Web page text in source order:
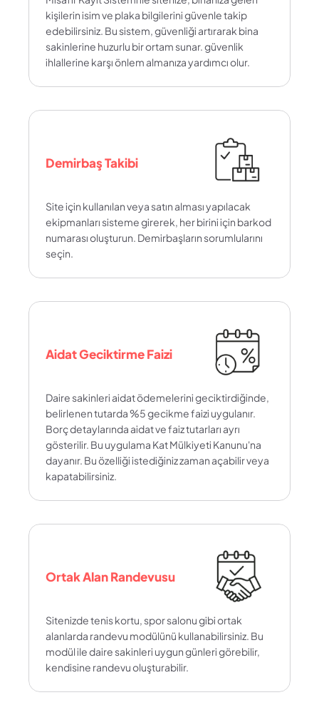
kişilerin isim ve plaka bilgilerini güvenle takip
edebilirsiniz. Bu sistem, güvenliği artırarak bina
sakinlerine huzurlu bir ortam sunar. güvenlik
ihlallerine karşı önlem almanıza yardımcı olur.
Demirbaş Takibi
Site için kullanılan veya satın alması yapılacak
ekipmanları sisteme girerek, her birini için barkod
numarası oluşturun. Demirbaşların sorumlularını
seçin.
Aidat Geciktirme Faizi
Daire sakinleri aidat ödemelerini geciktirdiğinde,
belirlenen tutarda %5 gecikme faizi uygulanır.
Borç detaylarında aidat ve faiz tutarları ayrı
gösterilir. Bu uygulama Kat Mülkiyeti Kanunu'na
dayanır. Bu özelliği istediğiniz zaman açabilir veya
kapatabilirsiniz.
Ortak Alan Randevusu
Sitenizde tenis kortu, spor salonu gibi ortak
alanlarda randevu modülünü kullanabilirsiniz. Bu
modül ile daire sakinleri uygun günleri görebilir,
kendisine randevu oluşturabilir.